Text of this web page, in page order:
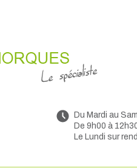
Du Mardi au
De 9h00 à
Le Lundi sur